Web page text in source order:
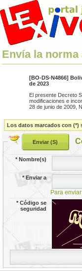
Envía la
[BO-DS-N4866]
de 2023
El presente Decreto
modificaciones e
28 de junio de 2009,
Los datos marcados con (*)
*Nombre(s)
*Enviar a
Para
*Código se
seguridad